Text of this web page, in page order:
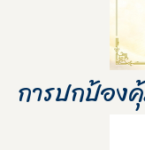
การปกป้อง